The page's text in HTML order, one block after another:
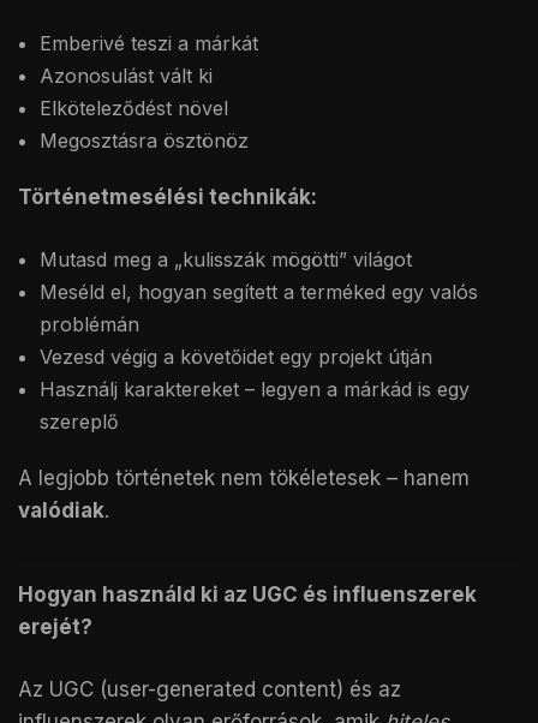
Emberivé teszi a márkát
Azonosulást vált ki
Elköteleződést növel
Megosztásra ösztönöz
Történetmesélési technikák:
Mutasd meg a „kulisszák mögötti” világot
Meséld el, hogyan segített a terméked egy valós
problémán
Vezesd végig a követőidet egy projekt útján
Használj karaktereket – legyen a márkád is egy
szereplő
A legjobb történetek nem tökéletesek – hanem
valódiak.
Hogyan használd ki az UGC és influenszerek
erejét?
Az UGC (user-generated content) és az